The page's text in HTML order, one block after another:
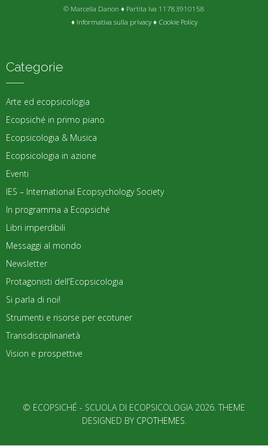
© Marcella Danon ♦ Partita Iva 11783910158
♦ Informativa sulla privacy♦ Cookie Policy
Categorie
Arte ed ecopsicologia
Ecopsiché in primo piano
Ecopsicologia & Musica
Ecopsicologia in azione
Eventi
IES – International Ecopsychology Society
In programma a Ecopsiché
Libri imperdibili
Messaggi al mondo
Newsletter
Protagonisti dell'Ecopsicologia
Si parla di noi!
Strumenti e risorse per ecotuner
Transdisciplinarietà
Vision e prospettive
© ECOPSICHÉ - SCUOLA DI ECOPSICOLOGIA 2026. THEME
DESIGNED BY CPOTHEMES.